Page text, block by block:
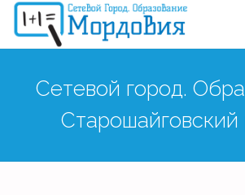
Сетевой город.
Старошайговский